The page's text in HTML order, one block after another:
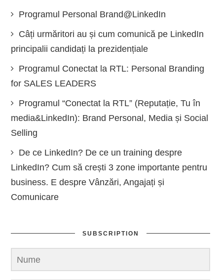
Programul Personal Brand@LinkedIn
Câți urmăritori au și cum comunică pe LinkedIn
principalii candidați la prezidențiale
Programul Conectat la RTL: Personal Branding
for SALES LEADERS
Programul “Conectat la RTL” (Reputație, Tu în
media&LinkedIn): Brand Personal, Media și Social
Selling
De ce LinkedIn? De ce un training despre
LinkedIn? Cum să crești 3 zone importante pentru
business. E despre Vânzări, Angajați și
Comunicare
SUBSCRIPTION